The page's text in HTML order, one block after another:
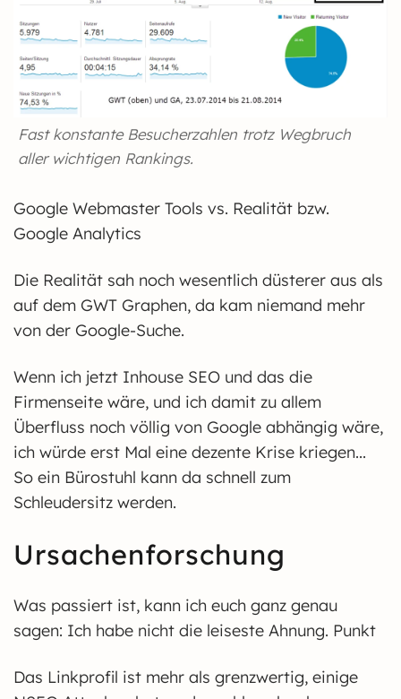
Fast konstante Besucherzahlen trotz Wegbruch
aller wichtigen Rankings.
Google Webmaster Tools vs. Realität bzw.
Google Analytics
Die Realität sah noch wesentlich düsterer aus als
auf dem GWT Graphen, da kam niemand mehr
von der Google-Suche.
Wenn ich jetzt Inhouse SEO und das die
Firmenseite wäre, und ich damit zu allem
Überfluss noch völlig von Google abhängig wäre,
ich würde erst Mal eine dezente Krise kriegen...
So ein Bürostuhl kann da schnell zum
Schleudersitz werden.
Ursachenforschung
Was passiert ist, kann ich euch ganz genau
sagen: Ich habe nicht die leiseste Ahnung. Punkt
Das Linkprofil ist mehr als grenzwertig, einige